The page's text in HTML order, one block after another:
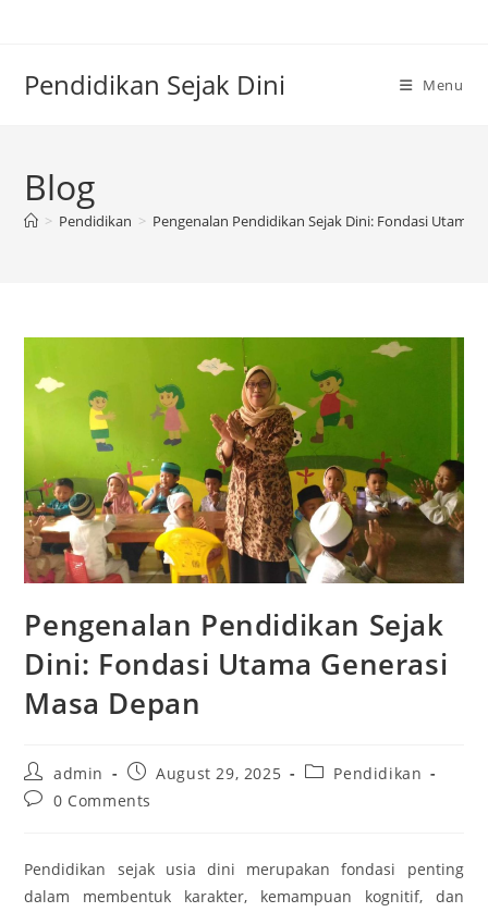
Pendidikan Sejak Dini Menu
Blog
> Pendidikan > Pengenalan Pendidikan Sejak Dini: Fondasi Utama
Pengenalan Pendidikan Sejak
Dini: Fondasi Utama Generasi
Masa Depan
Post
author:
admin
Post
published:
August 29, 2025
PostPendidikan
Post0 Comments
Pendidikan sejak usia dini merupakan fondasi penting
dalam membentuk karakter, kemampuan kognitif, dan